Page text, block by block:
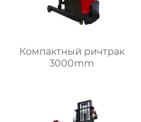
Компактный ричтрак
3000mm